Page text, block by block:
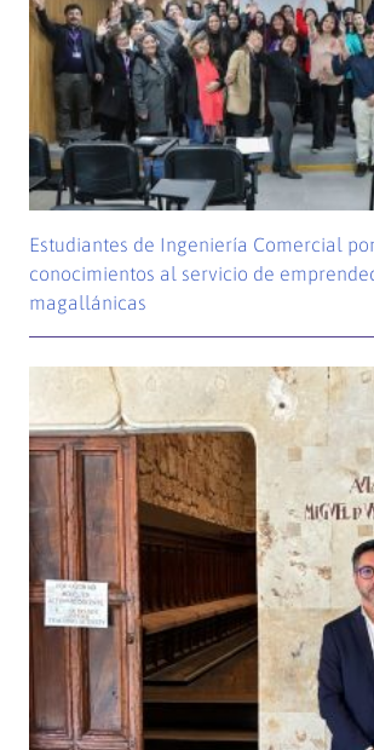
Estudiantes de Ingeniería Comercial
conocimientos al servicio de
magallánicas